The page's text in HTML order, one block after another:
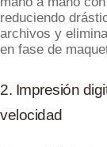
reduciendo
archivos y
en fase de
2. Impresión
velocidad